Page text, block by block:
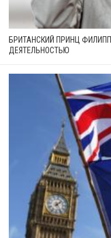
БРИТАНСКИЙ ПРИНЦ
ДЕЯТЕЛЬНОСТЬЮ